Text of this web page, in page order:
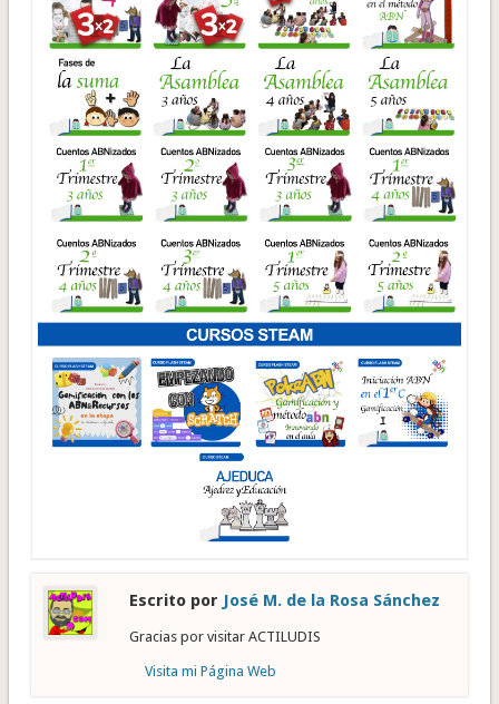
Escrito por José M. de la Rosa Sánchez
Gracias por visitar ACTILUDIS
Visita mi Página Web